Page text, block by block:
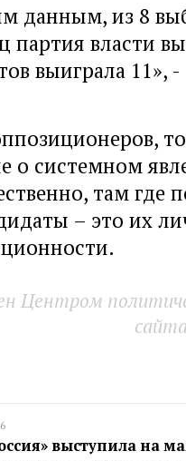
данным, из 8
партия власти
выиграла 11»,
о системном
там где
– это их
Центром
выступила на